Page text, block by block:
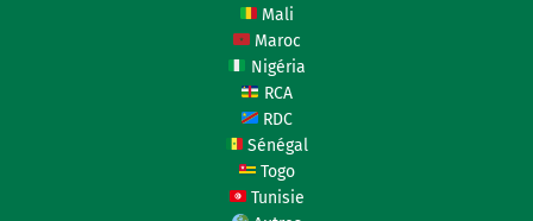
Mali
Maroc
Nigéria
RCA
RDC
Sénégal
Togo
Tunisie